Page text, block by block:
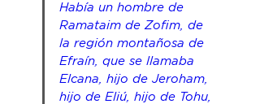
Había un hombre de
Ramataim de Zofim, de
la región montañosa de
Efraín, que se llamaba
Elcana, hijo de Jeroham,
hijo de Eliú, hijo de Tohu,